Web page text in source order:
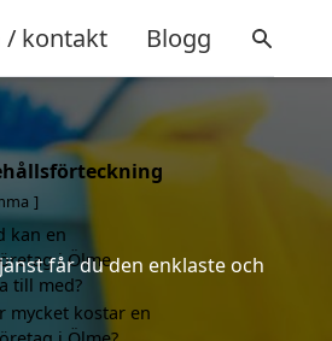
/ kontakt Blogg
får du den enklaste och
kan en
i Ölme
till med?
mycket kostar en